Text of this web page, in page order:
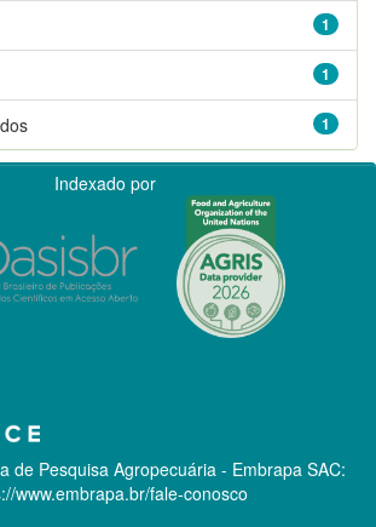
1
1
1
Indexado por
de Pesquisa Agropecuária - Embrapa SAC:
www.embrapa.br/fale-conosco